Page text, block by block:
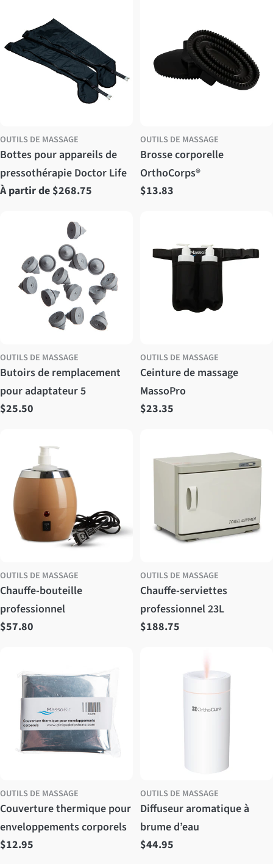
OUTILS DE MASSAGE
Bottes pour appareils de
pressothérapie Doctor Life
Prix
À partir de $268.75
OUTILS DE MASSAGE
Brosse corporelle
OrthoCorps®
Prix
$13.83
OUTILS DE MASSAGE
Butoirs de remplacement
pour adaptateur 5
Prix
$25.50
OUTILS DE MASSAGE
Ceinture de massage
MassoPro
Prix
$23.35
OUTILS DE MASSAGE
Chauffe-bouteille
professionnel
Prix
$57.80
OUTILS DE MASSAGE
Chauffe-serviettes
professionnel 23L
Prix
$188.75
OUTILS DE MASSAGE
Couverture thermique pour
enveloppements corporels
Prix
$12.95
OUTILS DE MASSAGE
Diffuseur aromatique à
brume d’eau
Prix
$44.95